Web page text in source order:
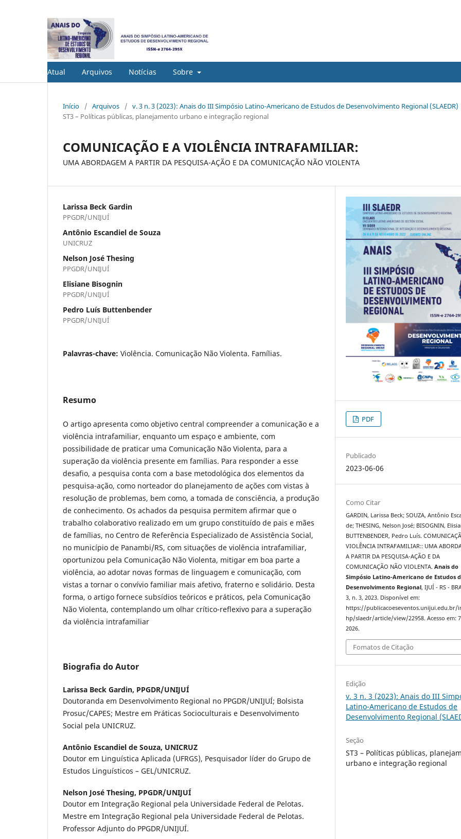
Atual Arquivos Notícias Sobre
Início / Arquivos / v. 3 n. 3 (2023): Anais do III Simpósio Latino-Americano de Estudos de Desenvolvimento Regional (SLAEDR)
ST3 – Políticas públicas, planejamento urbano e integração regional
COMUNICAÇÃO E A VIOLÊNCIA INTRAFAMILIAR:
UMA ABORDAGEM A PARTIR DA PESQUISA-AÇÃO E DA COMUNICAÇÃO NÃO VIOLENTA
Larissa Beck Gardin
PPGDR/UNIJUÍ
Antônio Escandiel de Souza
UNICRUZ
Nelson José Thesing
PPGDR/UNIJUÍ
Elisiane Bisognin
PPGDR/UNIJUÍ
Pedro Luís Buttenbender
PPGDR/UNIJUÍ
Palavras-chave: Violência. Comunicação Não Violenta. Famílias.
Resumo
O artigo apresenta como objetivo central compreender a comunicação e a
violência intrafamiliar, enquanto um espaço e ambiente, com
possibilidade de praticar uma Comunicação Não Violenta, para a
superação da violência presente em famílias. Para responder a esse
desafio, a pesquisa conta com a base metodológica dos elementos da
pesquisa-ação, como norteador do planejamento de ações com vistas à
resolução de problemas, bem como, a tomada de consciência, a produção
de conhecimento. Os achados da pesquisa permitem afirmar que o
trabalho colaborativo realizado em um grupo constituído de pais e mães
de famílias, no Centro de Referência Especializado de Assistência Social,
no município de Panambi/RS, com situações de violência intrafamiliar,
oportunizou pela Comunicação Não Violenta, mitigar em boa parte a
violência, ao adotar novas formas de linguagem e comunicação, com
vistas a tornar o convívio familiar mais afetivo, fraterno e solidário. Desta
forma, o artigo fornece subsídios teóricos e práticos, pela Comunicação
Não Violenta, contemplando um olhar crítico-reflexivo para a superação
da violência intrafamiliar
Biografia do Autor
Larissa Beck Gardin, PPGDR/UNIJUÍ
Doutoranda em Desenvolvimento Regional no PPGDR/UNIJUÍ; Bolsista
Prosuc/CAPES; Mestre em Práticas Socioculturais e Desenvolvimento
Social pela UNICRUZ.
Antônio Escandiel de Souza, UNICRUZ
Doutor em Linguística Aplicada (UFRGS), Pesquisador líder do Grupo de
Estudos Linguísticos – GEL/UNICRUZ.
Nelson José Thesing, PPGDR/UNIJUÍ
Doutor em Integração Regional pela Universidade Federal de Pelotas.
Mestre em Integração Regional pela Universidade Federal de Pelotas.
Professor Adjunto do PPGDR/UNIJUÍ.
PDF
Publicado
2023-06-06
Como Citar
GARDIN, Larissa Beck; SOUZA, Antônio
de; THESING, Nelson José; BISOGNIN,
BUTTENBENDER, Pedro Luís.
VIOLÊNCIA INTRAFAMILIAR:: UMA
A PARTIR DA PESQUISA-AÇÃO E DA
COMUNICAÇÃO NÃO VIOLENTA.Anais do
Simpósio Latino-Americano de Estudos
Desenvolvimento Regional, IJUÍ - RS -
3, n. 3, 2023. Disponível em:
https://publicacoeseventos.unijui.edu.br/
hp/slaedr/article/view/22958. Acesso em:
2026.
Fomatos de Citação
Edição
v. 3 n. 3 (2023): Anais do III
Latino-Americano de Estudos de
Desenvolvimento Regional
Seção
ST3 – Políticas públicas,
urbano e integração regional